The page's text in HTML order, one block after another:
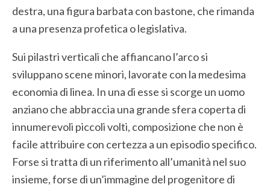
destra, una figura barbata con bastone, che rimanda
a una presenza profetica o legislativa.
Sui pilastri verticali che affiancano l’arco si
sviluppano scene minori, lavorate con la medesima
economia di linea. In una di esse si scorge un uomo
anziano che abbraccia una grande sfera coperta di
innumerevoli piccoli volti, composizione che non è
facile attribuire con certezza a un episodio specifico.
Forse si tratta di un riferimento all’umanità nel suo
insieme, forse di un’immagine del progenitore di